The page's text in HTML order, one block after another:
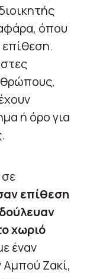
όπου
ή όρο για
επίθεση
χωριό
έναν
Αμπού Ζακί,